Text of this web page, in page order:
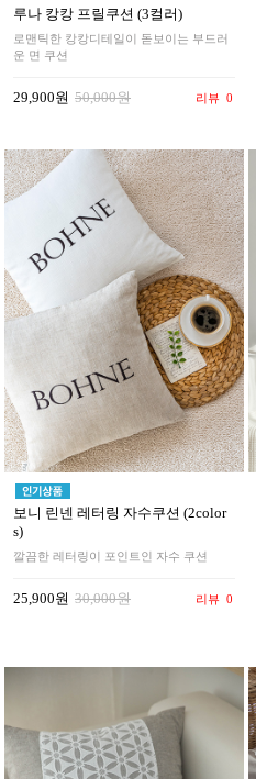
루나 캉캉 프릴쿠션 (3컬러)
로맨틱한 캉캉디테일이 돋보이는 부드러
운 면 쿠션
29,900원 50,000원 리뷰 0
보니 린넨 레터링 자수쿠션 (2color
s)
깔끔한 레터링이 포인트인 자수 쿠션
25,900원 30,000원 리뷰 0